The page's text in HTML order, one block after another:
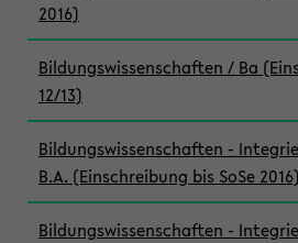
2016)
Bildungswissenschaften / Ba
12/13)
Bildungswissenschaften -
B.A. (Einschreibung bis SoSe 2016)
Bildungswissenschaften -